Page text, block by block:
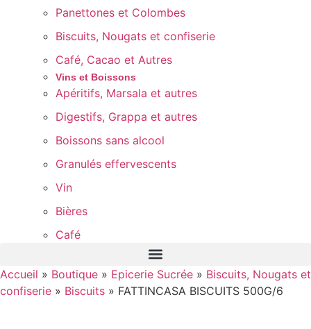
Panettones et Colombes
Biscuits, Nougats et confiserie
Café, Cacao et Autres
Vins et Boissons
Apéritifs, Marsala et autres
Digestifs, Grappa et autres
Boissons sans alcool
Granulés effervescents
Vin
Bières
Café
Accueil » Boutique » Epicerie Sucrée » Biscuits, Nougats et
confiserie » Biscuits » FATTINCASA BISCUITS 500G/6